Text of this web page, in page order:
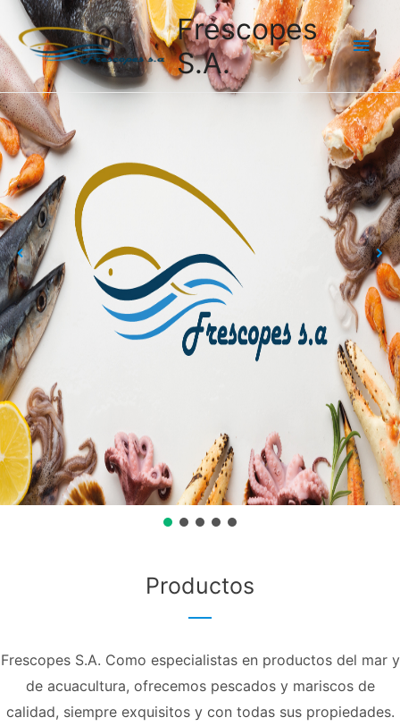
Frescopes
S.A.
Productos
Frescopes S.A. Como especialistas en productos del mar y
de acuacultura, ofrecemos pescados y mariscos de
calidad, siempre exquisitos y con todas sus propiedades.